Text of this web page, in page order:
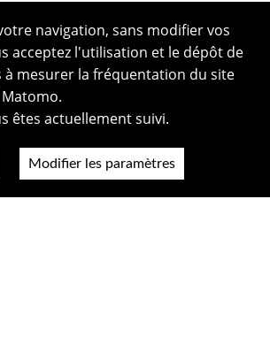
navigation, sans modifier vos
acceptez l'utilisation et le dépôt de
à mesurer la fréquentation du site
êtes actuellement suivi.
Modifier les paramètres